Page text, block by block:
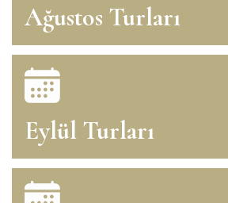
Ağustos Turları
Eylül Turları